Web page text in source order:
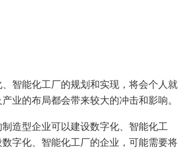
智能化工厂的规划和实现，将会个人就
业的布局都会带来较大的冲击和影响。
造型企业可以建设数字化、智能化工
字化、智能化工厂的企业，可能需要将